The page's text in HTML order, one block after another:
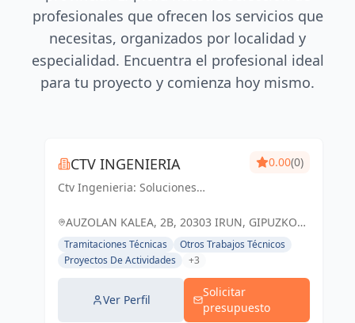
profesionales que ofrecen los servicios que
necesitas, organizados por localidad y
especialidad. Encuentra el profesional ideal
para tu proyecto y comienza hoy mismo.
CTV INGENIERIA
Ctv Ingenieria: Soluciones
futuro sólido en Guipúzcoa y Irun.
0.00(0)
AUZOLAN KALEA, 2B, 20303 IRUN, GIPUZKOA,
ESPAÑA, España
Tramitaciones Técnicas
Otros Trabajos Técnicos
Proyectos De Actividades
+3
Ver Perfil
Solicitar
presupuesto